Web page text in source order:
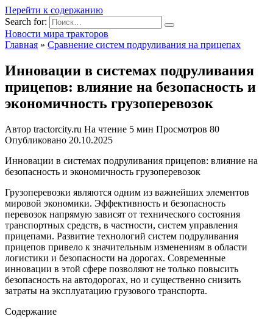
Перейти к содержанию
Search for:
Новости мира тракторов
Главная » Сравнение систем подруливания на прицепах
Инновации в системах подруливания
прицепов: влияние на безопасность и
экономичность грузоперевозок
Автор tractorcity.ru На чтение 5 мин Просмотров 80
Опубликовано 20.10.2025
Инновации в системах подруливания прицепов: влияние на
безопасность и экономичность грузоперевозок
Грузоперевозки являются одним из важнейших элементов
мировой экономики. Эффективность и безопасность
перевозок напрямую зависят от технического состояния
транспортных средств, в частности, систем управления
прицепами. Развитие технологий систем подруливания
прицепов привело к значительным изменениям в области
логистики и безопасности на дорогах. Современные
инновации в этой сфере позволяют не только повысить
безопасность на автодорогах, но и существенно снизить
затраты на эксплуатацию грузового транспорта.
Содержание